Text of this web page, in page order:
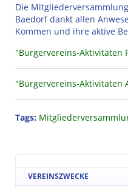
Die
Baedorf dankt allen
Kommen und ihre aktive
"Bürgervereins-Aktivitäten
"Bürgervereins-Aktivitäten
Tags:
VEREINSZWECKE